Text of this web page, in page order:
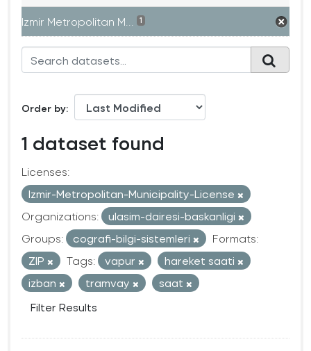
Izmir Metropolitan M... 1
Order by
1 dataset found
Licenses:
Izmir-Metropolitan-Municipality-License
Organizations:
ulasim-dairesi-baskanligi
Groups:
cografi-bilgi-sistemleri
Formats:
ZIP
Tags: vapur
hareket saati
izban
tramvay
saat
Filter Results